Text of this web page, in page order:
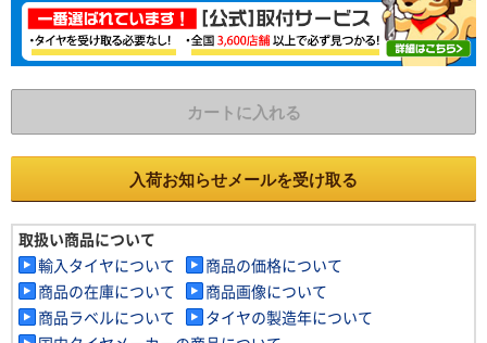
カートに入れる
入荷お知らせメールを受け取る
取扱い商品について
輸入タイヤについて
商品の価格について
商品の在庫について
商品画像について
商品ラベルについて
タイヤの製造年について